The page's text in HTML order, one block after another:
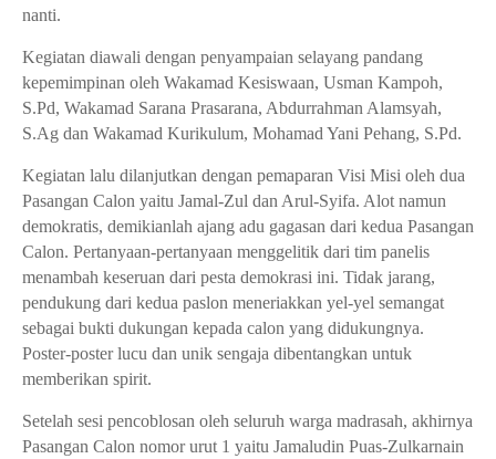
nanti.
Kegiatan diawali dengan penyampaian selayang pandang
kepemimpinan oleh Wakamad Kesiswaan, Usman Kampoh,
S.Pd, Wakamad Sarana Prasarana, Abdurrahman Alamsyah,
S.Ag dan Wakamad Kurikulum, Mohamad Yani Pehang, S.Pd.
Kegiatan lalu dilanjutkan dengan pemaparan Visi Misi oleh dua
Pasangan Calon yaitu Jamal-Zul dan Arul-Syifa. Alot namun
demokratis, demikianlah ajang adu gagasan dari kedua Pasangan
Calon. Pertanyaan-pertanyaan menggelitik dari tim panelis
menambah keseruan dari pesta demokrasi ini. Tidak jarang,
pendukung dari kedua paslon meneriakkan yel-yel semangat
sebagai bukti dukungan kepada calon yang didukungnya.
Poster-poster lucu dan unik sengaja dibentangkan untuk
memberikan spirit.
Setelah sesi pencoblosan oleh seluruh warga madrasah, akhirnya
Pasangan Calon nomor urut 1 yaitu Jamaludin Puas-Zulkarnain